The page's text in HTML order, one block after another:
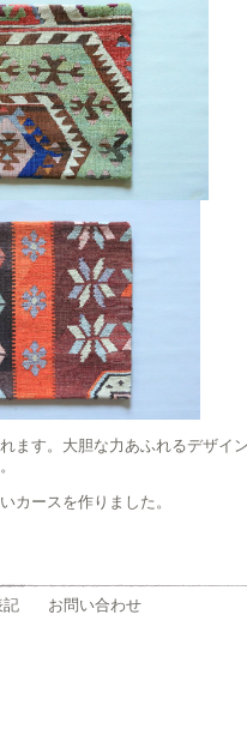
ます。大胆な力あふれるデザイ
カースを作りました。
記 お問い合わせ